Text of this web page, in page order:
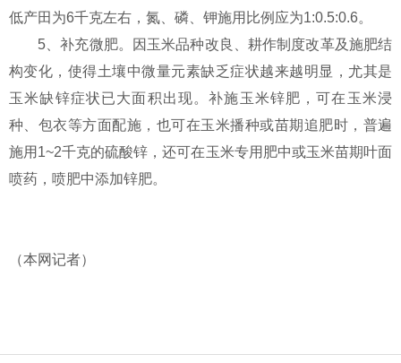
低产田为6千克左右，氮、磷、钾施用比例应为1:0.5:0.6。
5、补充微肥。因玉米品种改良、耕作制度改革及施肥结
构变化，使得土壤中微量元素缺乏症状越来越明显，尤其是
玉米缺锌症状已大面积出现。补施玉米锌肥，可在玉米浸
种、包衣等方面配施，也可在玉米播种或苗期追肥时，普遍
施用1~2千克的硫酸锌，还可在玉米专用肥中或玉米苗期叶面
喷药，喷肥中添加锌肥。
（本网记者）